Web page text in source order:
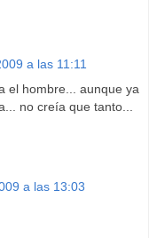
a las 11:11
el hombre... aunque ya
no creía que tanto...
a las 13:03